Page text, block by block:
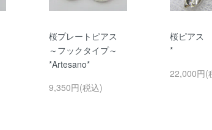
桜プレートピアス
～フックタイプ～
*Artesano*
9,350円(税込)
桜ピアス
*
22,000円(